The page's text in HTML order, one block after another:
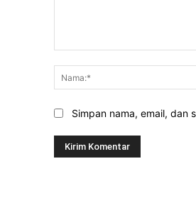
Simpan nama, email, dan